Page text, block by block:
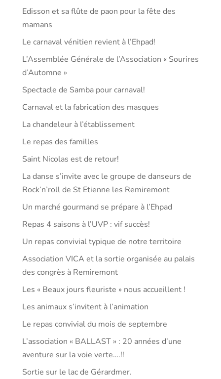
Edisson et sa flûte de paon pour la fête des
mamans
Le carnaval vénitien revient à l’Ehpad!
L’Assemblée Générale de l’Association « Sourires
d’Automne »
Spectacle de Samba pour carnaval!
Carnaval et la fabrication des masques
La chandeleur à l’établissement
Le repas des familles
Saint Nicolas est de retour!
La danse s’invite avec le groupe de danseurs de
Rock’n’roll de St Etienne les Remiremont
Un marché gourmand se prépare à l’Ehpad
Repas 4 saisons à l’UVP : vif succès!
Un repas convivial typique de notre territoire
Association VICA et la sortie organisée au palais
des congrès à Remiremont
Les « Beaux jours fleuriste » nous accueillent !
Les animaux s’invitent à l’animation
Le repas convivial du mois de septembre
L’association « BALLAST » : 20 années d’une
aventure sur la voie verte….!!
Sortie sur le lac de Gérardmer.